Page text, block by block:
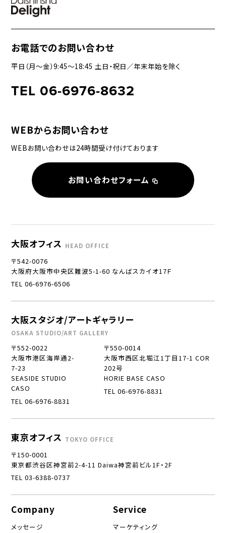
お電話でのお問い合わせ
平日（月〜金）9:45〜18:45 土日・祝日／年末年始を除く
TEL 06-6976-8632
WEBからお問い合わせ
WEBお問い合わせは24時間受け付けております
お問い合わせフォーム
大阪オフィス HEAD OFFICE
〒542-0076
大阪府大阪市中央区難波5-1-60 なんばスカイオ17Ｆ
TEL 06-6976-6506
大阪スタジオ/アートギャラリー
OSAKA STUDIO/ART GALLERY
〒552-0022
大阪市港区海岸通2-
7-23
SEASIDE STUDIO
CASO
TEL 06-6976-8831
〒550-0014
大阪市西区北堀江1丁目17-1 COR
202号
HORIE BASE CASO
TEL 06-6976-8831
東京オフィス TOKYO OFFICE
〒150-0001
東京都渋谷区神宮前2-4-11 Daiwa神宮前ビル1F・2F
TEL 03-6388-0737
Company
メッセージ
Service
マーケティング